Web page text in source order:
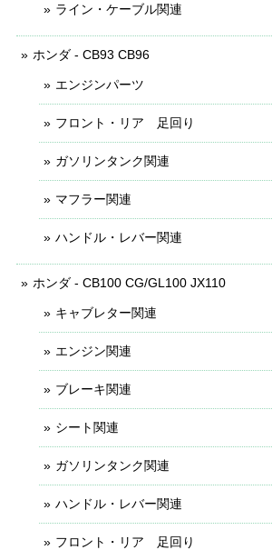
ライン・ケーブル関連
ホンダ - CB93 CB96
エンジンパーツ
フロント・リア 足回り
ガソリンタンク関連
マフラー関連
ハンドル・レバー関連
ホンダ - CB100 CG/GL100 JX110
キャブレター関連
エンジン関連
ブレーキ関連
シート関連
ガソリンタンク関連
ハンドル・レバー関連
フロント・リア 足回り